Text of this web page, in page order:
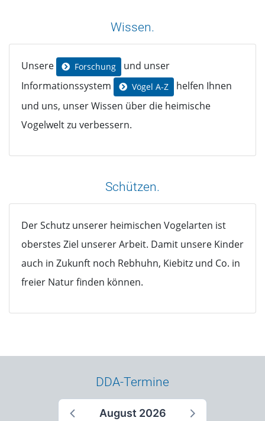
Wissen.
Unsere Forschung
und unser
Informationssystem
Vögel A-Z
helfen Ihnen
und uns, unser Wissen über die heimische
Vogelwelt zu verbessern.
Schützen.
Der Schutz unserer heimischen Vogelarten ist
oberstes Ziel unserer Arbeit. Damit unsere Kinder
auch in Zukunft noch Rebhuhn, Kiebitz und Co. in
freier Natur finden können.
DDA-Termine
August 2026